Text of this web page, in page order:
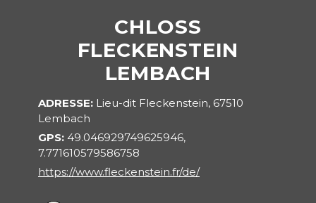
CHLOSS
FLECKENSTEIN
LEMBACH
ADRESSE Lieu-dit Fleckenstein, 67510
Lembach
GPS 49.046929749625946,
7.771610579586758
https://www.fleckenstein.fr/de/